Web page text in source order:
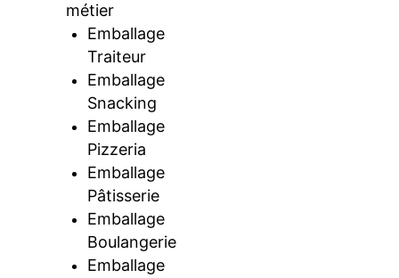
métier
Emballage
Traiteur
Emballage
Snacking
Emballage
Pizzeria
Emballage
Pâtisserie
Emballage
Boulangerie
Emballage